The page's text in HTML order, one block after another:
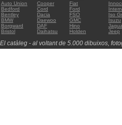
Auto Union
Cooper Fiat
Bedford
Cord Ford
Bentley
Dacia FSO Iso
BMW
Daewoo GMC Isuzu
Borgward
DAF Hino
Bristol
Daihatsu Holden Jeep
El catàleg - al voltant de 5.000 dibuixos,